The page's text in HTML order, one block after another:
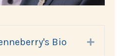
Bio Expand